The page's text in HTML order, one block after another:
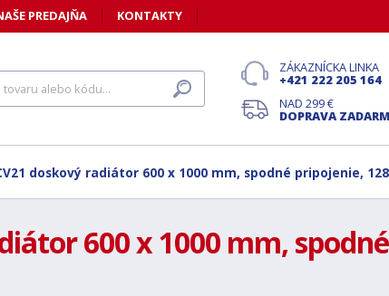
PREDAJŇA KONTAKTY
ZÁKAZNÍCKA LINKA
+421 222 205 164
NAD 299 €
DOPRAVA
doskový radiátor 600 x 1000 mm, spodné pripojenie,
600 x 1000 mm,